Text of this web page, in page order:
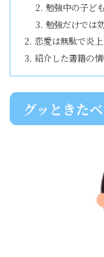
勉強中の子ど
勉強だけでは
恋愛は無駄で炎上
紹介した書籍の
グッときた